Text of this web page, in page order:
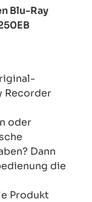
Blu-Ray
Recorder
oder
Dann
die
Produkt